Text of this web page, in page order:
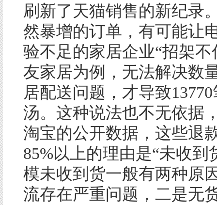
刷新了天猫销售的新纪录
然暴增的订单，有可能让
验不足的家居企业“招架不
友家居为例，无法解决数
居配送问题，才导致
汤。这种说法也不无依据
淘宝的公开数据，这些退
85%以上的理由是“未收到
模未收到货一般有两种原
流存在严重问题，二是无